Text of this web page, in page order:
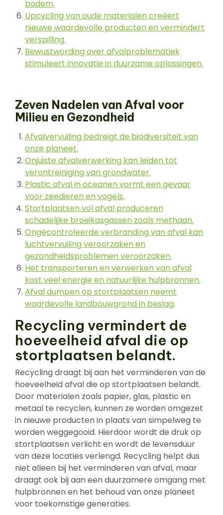
bodem.
Upcycling van oude materialen creëert
nieuwe waardevolle producten en vermindert
verspilling.
Bewustwording over afvalproblematiek
stimuleert innovatie in duurzame oplossingen.
Zeven Nadelen van Afval voor
Milieu en Gezondheid
Afvalvervuiling bedreigt de biodiversiteit van
onze planeet.
Onjuiste afvalverwerking kan leiden tot
verontreiniging van grondwater.
Plastic afval in oceanen vormt een gevaar
voor zeedieren en vogels.
Stortplaatsen vol afval produceren
schadelijke broeikasgassen zoals methaan.
Ongecontroleerde verbranding van afval kan
luchtvervuiling veroorzaken en
gezondheidsproblemen veroorzaken.
Het transporteren en verwerken van afval
kost veel energie en natuurlijke hulpbronnen.
Afval dumpen op stortplaatsen neemt
waardevolle landbouwgrond in beslag.
Recycling vermindert de
hoeveelheid afval die op
stortplaatsen belandt.
Recycling draagt bij aan het verminderen van de
hoeveelheid afval die op stortplaatsen belandt.
Door materialen zoals papier, glas, plastic en
metaal te recyclen, kunnen ze worden omgezet
in nieuwe producten in plaats van simpelweg te
worden weggegooid. Hierdoor wordt de druk op
stortplaatsen verlicht en wordt de levensduur
van deze locaties verlengd. Recycling helpt dus
niet alleen bij het verminderen van afval, maar
draagt ook bij aan een duurzamere omgang met
hulpbronnen en het behoud van onze planeet
voor toekomstige generaties.